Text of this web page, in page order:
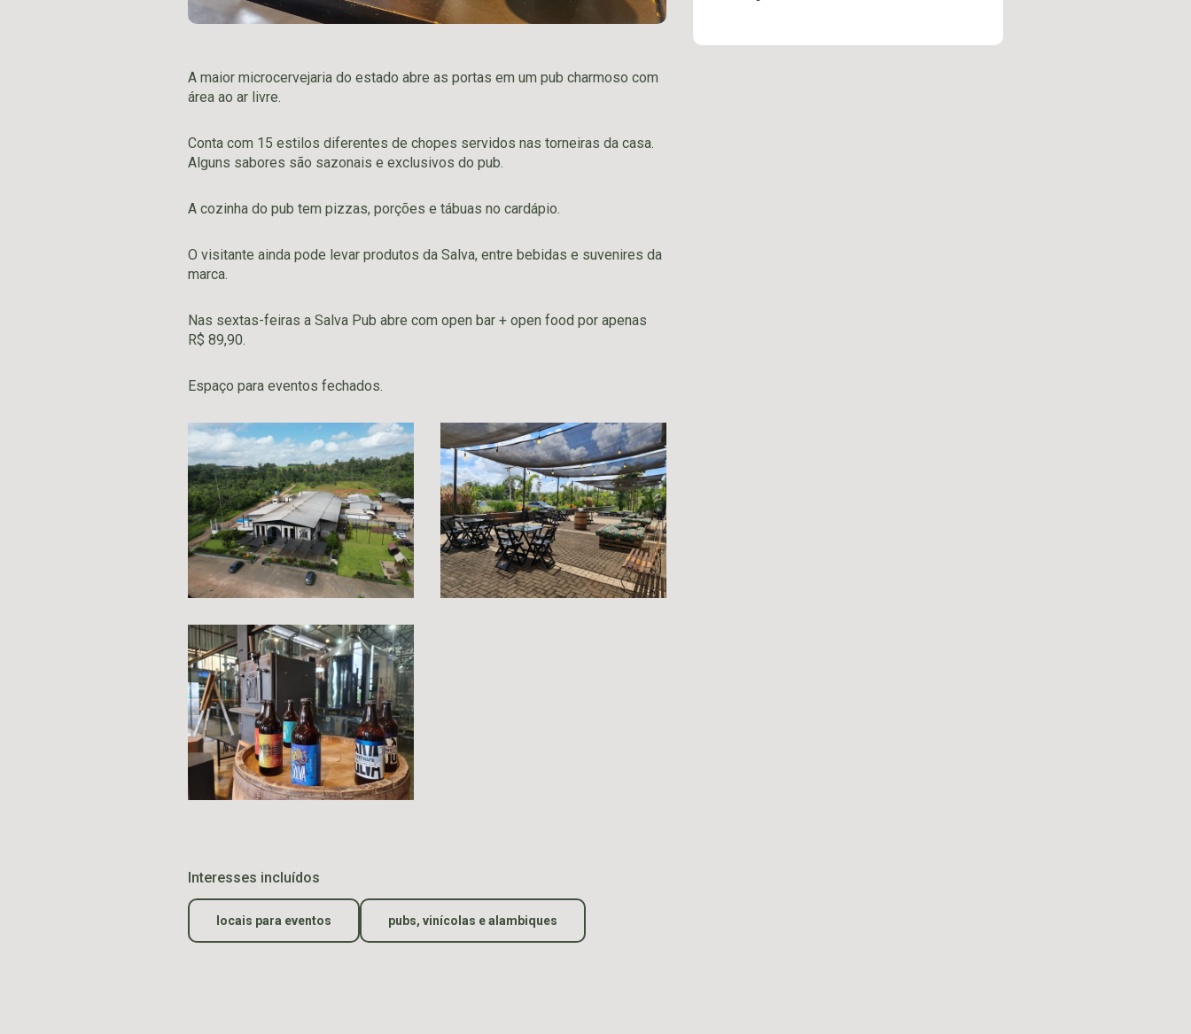
A maior microcervejaria do estado abre as portas em um pub charmoso com
área ao ar livre.
Conta com 15 estilos diferentes de chopes servidos nas torneiras da casa.
Alguns sabores são sazonais e exclusivos do pub.
A cozinha do pub tem pizzas, porções e tábuas no cardápio.
O visitante ainda pode levar produtos da Salva, entre bebidas e suvenires da
marca.
Nas sextas-feiras a Salva Pub abre com open bar + open food por apenas
R$ 89,90.
Espaço para eventos fechados.
Interesses incluídos
locais para eventos pubs, vinícolas e alambiques